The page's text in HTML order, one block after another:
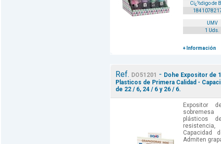
Cï¿½digo de
UMV
1 Uds.
+ Información
Ref. DO51201 - Dohe Expositor de
Plasticos de Primera Calidad -
de 22 / 6, 24 / 6 y 26 / 6.
Expositor
plásticos
Capacidad
Admiten